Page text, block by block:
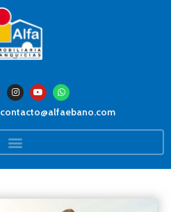
contacto@alfaebano.com